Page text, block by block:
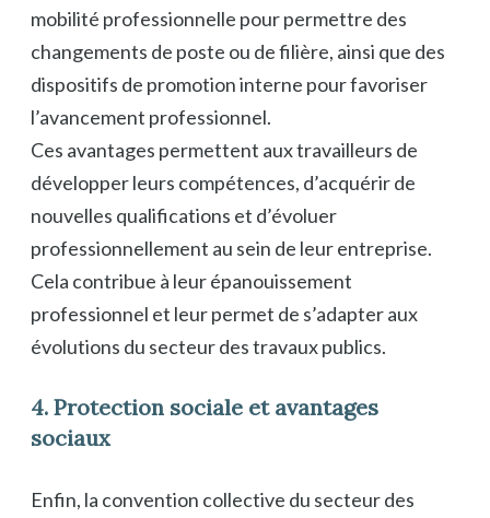
mobilité professionnelle pour permettre des
changements de poste ou de filière, ainsi que des
dispositifs de promotion interne pour favoriser
l’avancement professionnel.
Ces avantages permettent aux travailleurs de
développer leurs compétences, d’acquérir de
nouvelles qualifications et d’évoluer
professionnellement au sein de leur entreprise.
Cela contribue à leur épanouissement
professionnel et leur permet de s’adapter aux
évolutions du secteur des travaux publics.
4. Protection sociale et avantages
sociaux
Enfin, la convention collective du secteur des